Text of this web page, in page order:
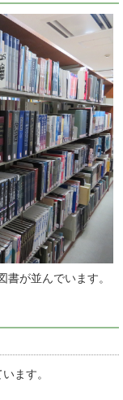
が並んでいます。
ます。